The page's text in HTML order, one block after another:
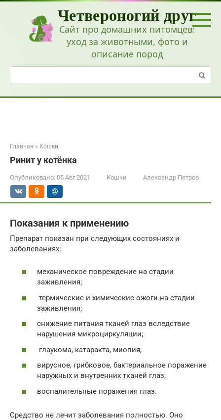
Перейти
Четвероногий друг
Сайт про домашних питомцев:
уход за животными, фото и
описание пород
Поиск:
Главная » Кошки
Ринит у котёнка
Опубликовано: 05 Авг 2021 Кошки Александр Петров
Показания к применению
Препарат показан при следующих состояниях и
заболеваниях:
механическое повреждение на стадии
заживления;
термические и химические ожоги на стадии
заживления;
снижение питания тканей глаз вследствие
нарушения микроциркуляции;
глаукома, катаракта, миопия;
вирусное, грибковое, бактериальное поражение
наружных и внутренних тканей глаз;
воспалительные поражения глаз.
Средство не лечит заболевания полностью. Оно